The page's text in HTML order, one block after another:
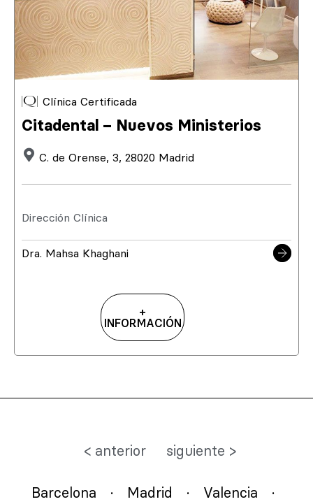
Clínica Certificada
Citadental – Nuevos Ministerios
C. de Orense, 3, 28020 Madrid
Dirección Clínica
Dra. Mahsa Khaghani
+
INFORMACIÓN
< anterior siguiente >
Barcelona · Madrid · Valencia ·